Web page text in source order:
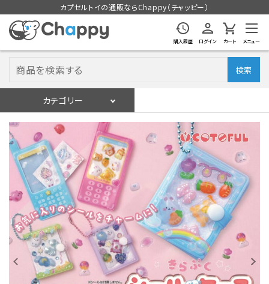
カプセルトイの通販ならChappy（チャッピー）
購入履歴 ログイン カート メニュー
検索
カテゴリー
ログイン 会員登録
入荷スケジュールをチェック
カプセルトイマシン本体
カプセルトイ
販促用空カプセル